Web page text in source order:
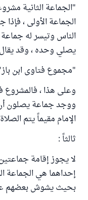
"الجماعة الثانية
الجماعة الأولى ،
الناس وتيسر له
يصلي وحده ، وقد يقال
"مجموع فتاوى ابن باز" (12/165-
وعلى هذا ،
ووجد جماعة يصلون
الإمام مقيماً يتم
ثالثاً :
لا يجوز إقامة
إحداهما هي الجماعة
بحيث يشوش بعضهم